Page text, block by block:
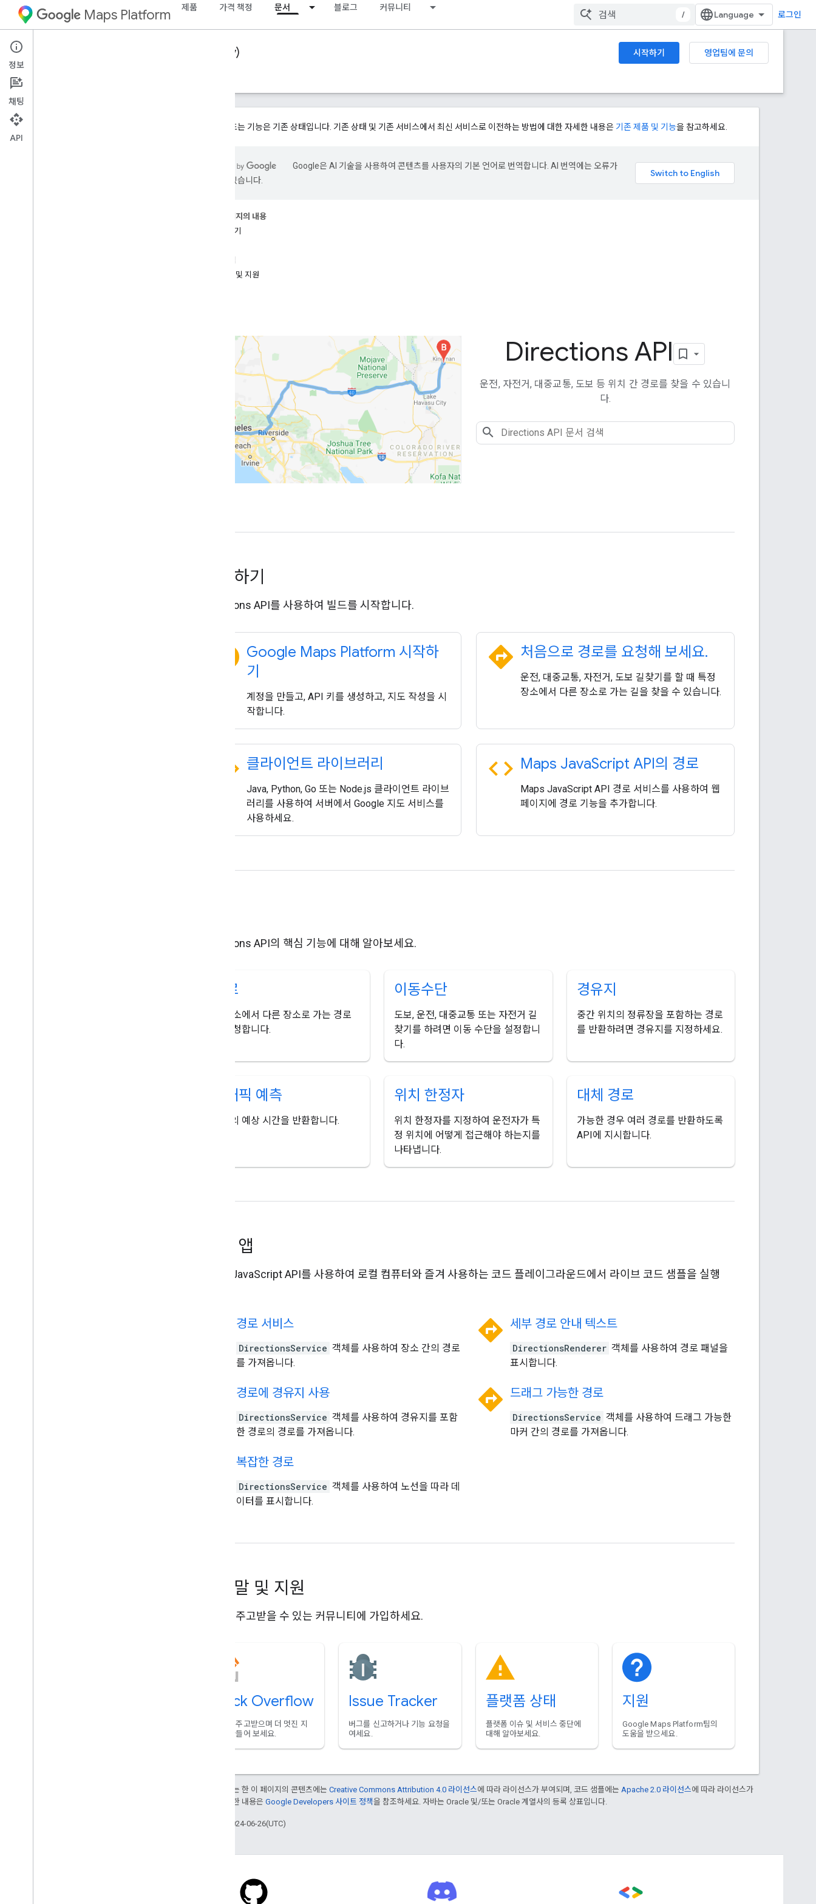
Maps Platform 제품 가격 책정 문서 블로그 커뮤니티
/ 로그인
Web Services Directions API (Legacy) 시작하기
영업팀에 문의
가이드
이 제품 또는 기능은 기존 상태입니다. 기존 상태 및 기존 서비스에서 최신 서비스로 이전하는 방법에 대한 자세한 내용은 기존 제품 및 기능을 참고하세요.
Google은 AI 기술을 사용하여 콘텐츠를 사용자의 기본 언어로 번역합니다. AI 번역에는 오류가
있을 수 있습니다.
이 페이지의 내용
시작하기
도움말 및 지원
Directions API
운전, 자전거, 대중교통, 도보 등 위치 간 경로를 찾을 수 있습니
다.
시작하기
Directions API를 사용하여 빌드를 시작합니다.
explore Google Maps Platform 시작하
기
계정을 만들고, API 키를 생성하고, 지도 작성을 시
작합니다.
directions 처음으로 경로를 요청해 보세요.
운전, 대중교통, 자전거, 도보 길찾기를 할 때 특정
장소에서 다른 장소로 가는 길을 찾을 수 있습니다.
code 클라이언트 라이브러리
Java, Python, Go 또는 Node.js 클라이언트 라이브
러리를 사용하여 서버에서 Google 지도 서비스를
사용하세요.
code Maps JavaScript API의 경로
Maps JavaScript API 경로 서비스를 사용하여 웹
페이지에 경로 기능을 추가합니다.
Directions API의 핵심 기능에 대해 알아보세요.
경로
한 장소에서 다른 장소로 가는 경로
를 요청합니다.
이동수단
도보, 운전, 대중교통 또는 자전거 길
찾기를 하려면 이동 수단을 설정합니
다.
경유지
중간 위치의 정류장을 포함하는 경로
를 반환하려면 경유지를 지정하세요.
트래픽 예측
경로의 예상 시간을 반환합니다.
위치 한정자
위치 한정자를 지정하여 운전자가 특
정 위치에 어떻게 접근해야 하는지를
나타냅니다.
대체 경로
가능한 경우 여러 경로를 반환하도록
API에 지시합니다.
예시 앱
Maps JavaScript API를 사용하여 로컬 컴퓨터와 즐겨 사용하는 코드 플레이그라운드에서 라이브 코드 샘플을 실행
경로 서비스
DirectionsService 객체를 사용하여 장소 간의 경로
를 가져옵니다.
directions 세부 경로 안내 텍스트
DirectionsRenderer 객체를 사용하여 경로 패널을
표시합니다.
경로에 경유지 사용
DirectionsService 객체를 사용하여 경유지를 포함
한 경로의 경로를 가져옵니다.
directions 드래그 가능한 경로
DirectionsService 객체를 사용하여 드래그 가능한
마커 간의 경로를 가져옵니다.
복잡한 경로
DirectionsService 객체를 사용하여 노선을 따라 데
이터를 표시합니다.
도움말 및 지원
도움을 주고받을 수 있는 커뮤니티에 가입하세요.
Stack Overflow
도움을 주고받으며 더 멋진 지
도를 만들어 보세요.
Issue Tracker
버그를 신고하거나 기능 요청을
여세요.
플랫폼 상태
플랫폼 이슈 및 서비스 중단에
대해 알아보세요.
지원
Google Maps Platform팀의
도움을 받으세요.
달리 명시되지 않는 한 이 페이지의 콘텐츠에는 Creative Commons Attribution 4.0 라이선스에 따라 라이선스가 부여되며, 코드 샘플에는 Apache 2.0 라이선스에 따라 라이선스가
부여됩니다. 자세한 내용은 Google Developers 사이트 정책을 참조하세요. 자바는 Oracle 및/또는 Oracle 계열사의 등록 상표입니다.
최종 업데이트: 2024-06-26(UTC)
정보
채팅
API